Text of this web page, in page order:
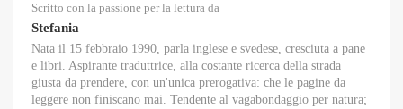
Scritto con la passione per la lettura da
Stefania
Nata il 15 febbraio 1990, parla inglese e svedese, cresciuta a pane
e libri. Aspirante traduttrice, alla costante ricerca della strada
giusta da prendere, con un'unica prerogativa: che le pagine da
leggere non finiscano mai. Tendente al vagabondaggio per natura;